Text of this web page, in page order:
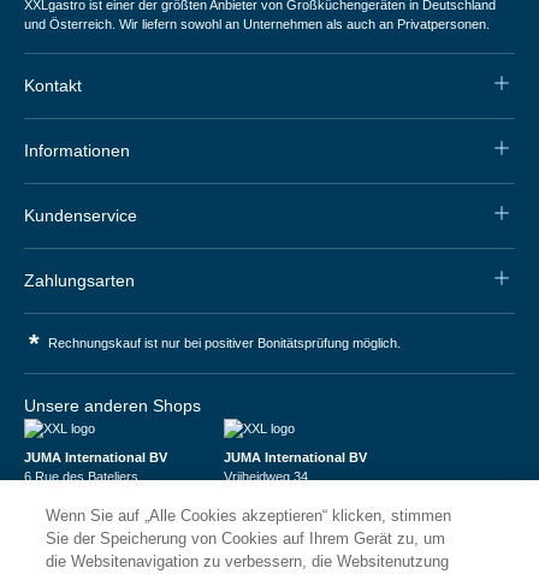
XXLgastro ist einer der größten Anbieter von Großküchengeräten in Deutschland
und Österreich. Wir liefern sowohl an Unternehmen als auch an Privatpersonen.
Kontakt
Informationen
Kundenservice
Zahlungsarten
* Rechnungskauf ist nur bei positiver Bonitätsprüfung möglich.
Unsere anderen Shops
JUMA International BV
6 Rue des Bateliers
Numéro de TVA : FR59815313275
Numéro Siren : 815313275
JUMA International BV
Vrijheidweg 34
BTW: NL853095048B01
K.V.K.: 58573909
Wenn Sie auf „Alle Cookies akzeptieren“ klicken, stimmen
Sie der Speicherung von Cookies auf Ihrem Gerät zu, um
die Websitenavigation zu verbessern, die Websitenutzung